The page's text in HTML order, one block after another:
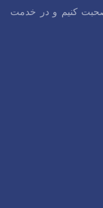
صحبت کنیم و در خدمت